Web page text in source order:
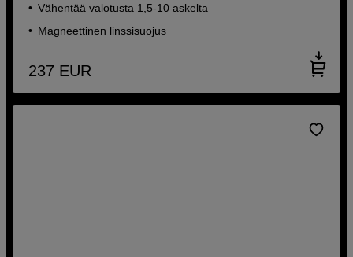
Vähentää valotusta 1,5-10 askelta
Magneettinen linssisuojus
237 EUR